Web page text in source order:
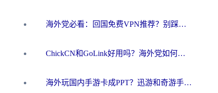
海外党必看：回国免费VPN推荐？别踩坑！教你选对加速器无缝刷国内资源
ChickCN和GoLink好用吗？海外党如何选对回国加速器
海外玩国内手游卡成PPT？迅游和奇游手游哪个好？一篇讲透回国加速器怎么选